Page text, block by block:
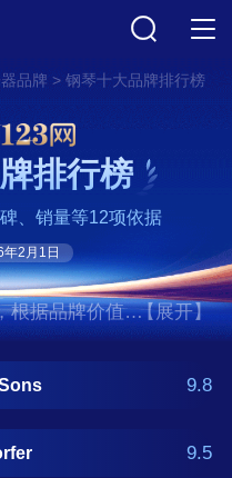
品牌 > 钢琴十大品牌排行榜
排行榜
、销量等12项依据
2月1日
根据品牌价值、
琴十大品牌排
、贝
/Fazioli、贝希
、施坦
、舒密
【展开】
9.8
9.5